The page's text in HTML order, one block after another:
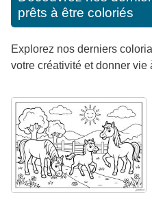
prêts à être coloriés
Explorez nos derniers
votre créativité et donner vie